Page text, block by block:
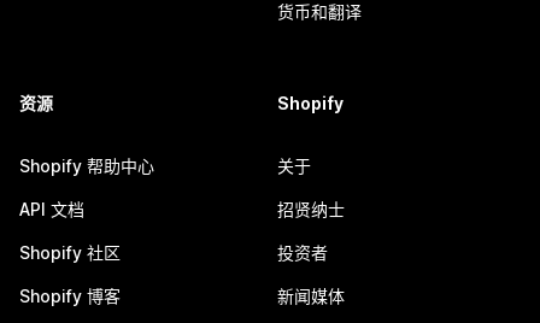
货币和翻译
资源
Shopify 帮助中心
API 文档
Shopify 社区
Shopify 博客
Shopify
关于
招贤纳士
投资者
新闻媒体